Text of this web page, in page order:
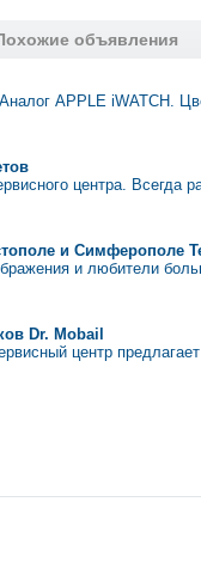
объявления
APPLE iWATCH.
центра. Всегда
и Симферополе
и любители
Dr. Mobail
центр